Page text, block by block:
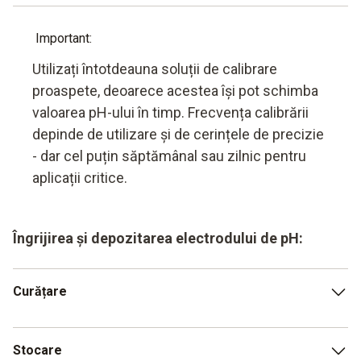
măsurarea exactă a valorii pH.
Important:
Utilizați întotdeauna soluții de calibrare
proaspete, deoarece acestea își pot schimba
valoarea pH-ului în timp. Frecvența calibrării
depinde de utilizare și de cerințele de precizie
- dar cel puțin săptămânal sau zilnic pentru
aplicații critice.
Îngrijirea și depozitarea electrodului de pH:
Curățare
conțin proteine sau grăsimi, electrodul trebuie curățat bine
Stocare